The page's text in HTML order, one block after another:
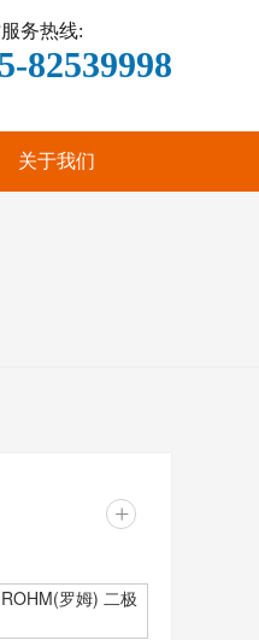
务热线:
82539998
关于我们
+